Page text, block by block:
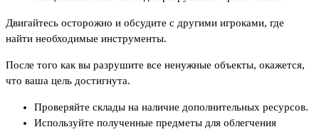
Двигайтесь осторожно и обсудите с другими игроками, где
найти необходимые инструменты.
После того как вы разрушите все ненужные объекты, окажется,
что ваша цель достигнута.
Проверяйте склады на наличие дополнительных ресурсов.
Используйте полученные предметы для облегчения